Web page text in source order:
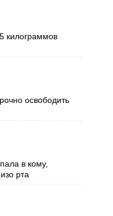
килограммов
освободить
в кому,
рта